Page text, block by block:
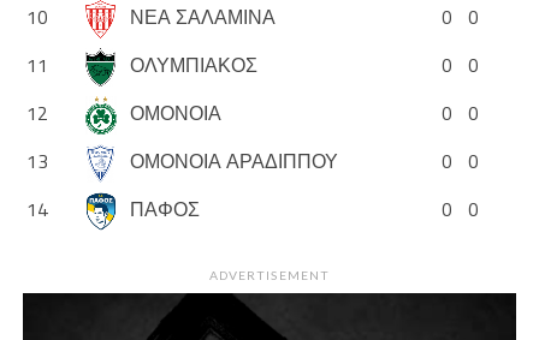
10
ΝΕΑ ΣΑΛΑΜΙΝΑ 0 0
11
ΟΛΥΜΠΙΑΚΟΣ 0 0
12
ΟΜΟΝΟΙΑ 0 0
13
ΟΜΟΝΟΙΑ ΑΡΑΔΙΠΠΟΥ 0 0
14
ΠΑΦΟΣ 0 0
ADVERTISEMENT